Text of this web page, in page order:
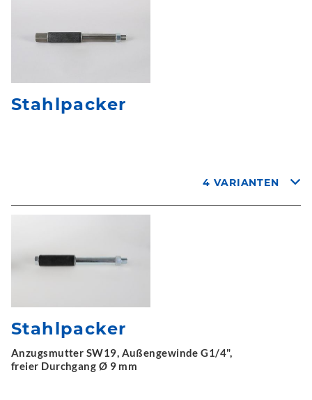
Stahlpacker
4 VARIANTEN
Stahlpacker
Anzugsmutter SW19, Außengewinde G1/4",
freier Durchgang Ø 9 mm